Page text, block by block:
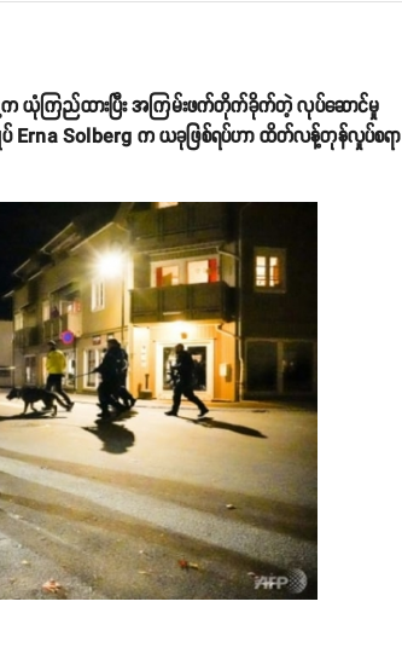
ယုံကြည်ထားပြီး အကြမ်းဖက်တိုက်ခိုက်တဲ့ လုပ်ဆောင်မှု
Erna Solberg က ယခုဖြစ်ရပ်ဟာ ထိတ်လန့်တုန်လှုပ်စရာ